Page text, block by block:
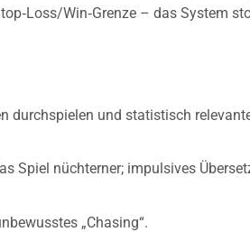
Win‐Grenze – das System
durchspielen und statistisch
Spiel nüchterner; impulsives
„Chasing“.